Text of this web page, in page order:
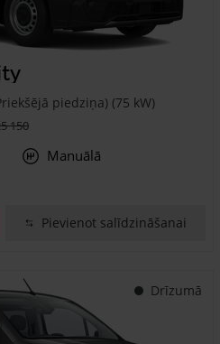
piedziņa) (75 kW)
150
Manuālā
Pievienot salīdzināšanai
Drīzumā